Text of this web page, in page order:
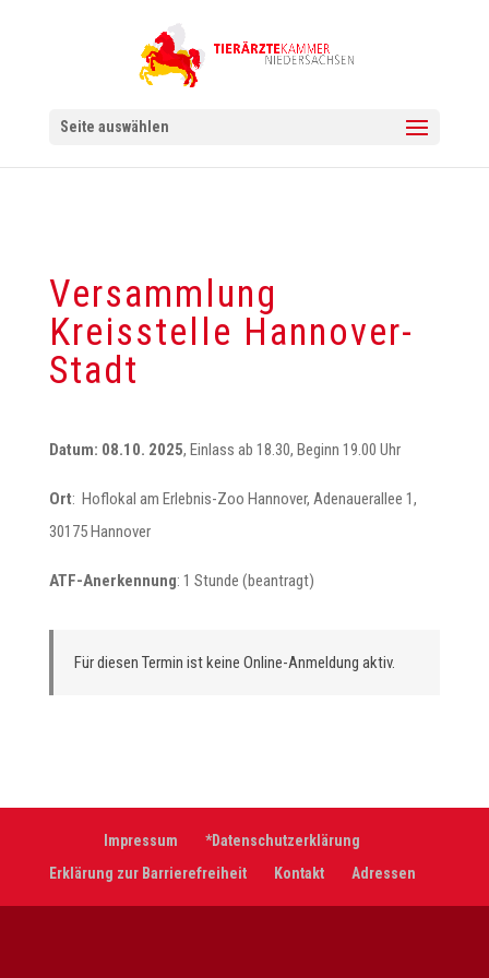
Seite auswählen
Versammlung
Kreisstelle Hannover-
Stadt
Datum: 08.10. 2025, Einlass ab 18.30, Beginn 19.00 Uhr
Ort: Hoflokal am Erlebnis-Zoo Hannover, Adenauerallee 1,
30175 Hannover
ATF-Anerkennung: 1 Stunde (beantragt)
Für diesen Termin ist keine Online-Anmeldung aktiv.
Impressum
*Datenschutzerklärung
Erklärung zur Barrierefreiheit
Kontakt Adressen